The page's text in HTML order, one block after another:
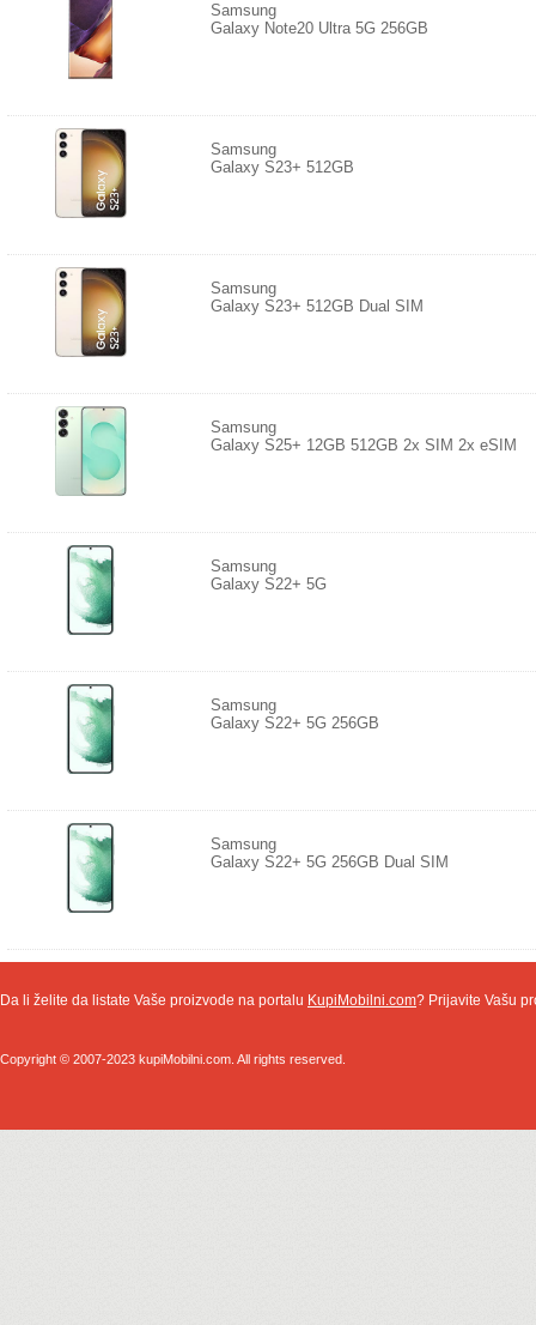
Samsung
Galaxy Note20 Ultra 5G 256GB
Samsung
Galaxy S23+ 512GB
Samsung
Galaxy S23+ 512GB Dual SIM
Samsung
Galaxy S25+ 12GB 512GB 2x SIM 2x eSIM
Samsung
Galaxy S22+ 5G
Samsung
Galaxy S22+ 5G 256GB
Samsung
Galaxy S22+ 5G 256GB Dual SIM
Da li želite da listate Vaše proizvode na portalu KupiMobilni.com? Prijavite Vašu
Copyright © 2007-2023 kupiMobilni.com. All rights reserved.